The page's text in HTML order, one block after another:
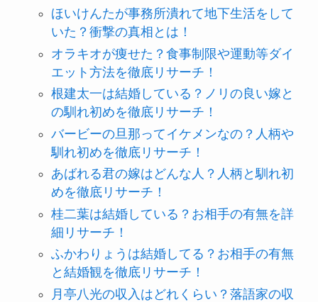
ほいけんたが事務所潰れて地下生活をして
いた？衝撃の真相とは！
オラキオが痩せた？食事制限や運動等ダイ
エット方法を徹底リサーチ！
根建太一は結婚している？ノリの良い嫁と
の馴れ初めを徹底リサーチ！
バービーの旦那ってイケメンなの？人柄や
馴れ初めを徹底リサーチ！
あばれる君の嫁はどんな人？人柄と馴れ初
めを徹底リサーチ！
桂二葉は結婚している？お相手の有無を詳
細リサーチ！
ふかわりょうは結婚してる？お相手の有無
と結婚観を徹底リサーチ！
月亭八光の収入はどれくらい？落語家の収